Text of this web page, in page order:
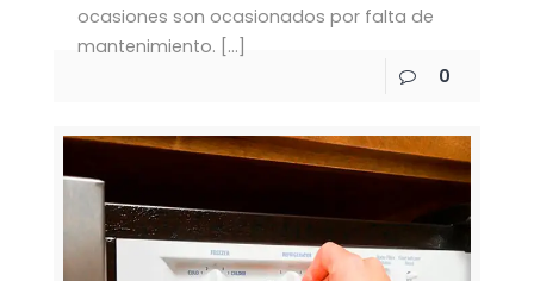
ocasiones son ocasionados por falta de
mantenimiento. […]
0